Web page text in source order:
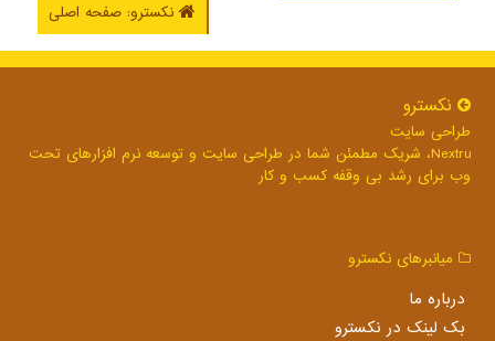
نکسترو: صفحه اصلی
نكسترو
طراحی سایت
Nextru، شریک مطمئن شما در طراحی سایت و توسعه نرم افزارهای تحت
وب برای رشد بی وقفه کسب و کار
میانبرهای نكسترو
درباره ما
بک لینک در نكسترو